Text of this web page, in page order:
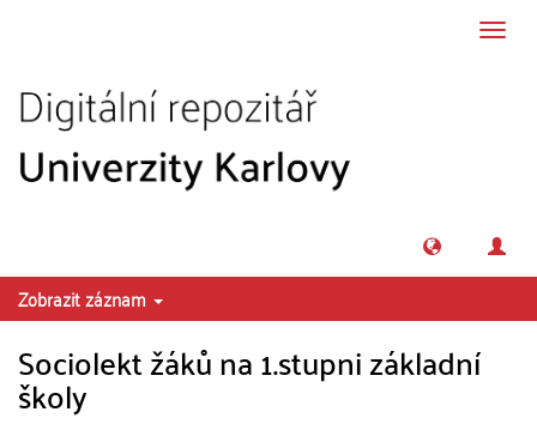
Zobrazit záznam
Sociolekt žáků na 1.stupni základní
školy